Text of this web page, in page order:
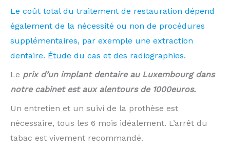
Le coût total du traitement de restauration dépend
également de la nécessité ou non de procédures
supplémentaires, par exemple une extraction
dentaire. Étude du cas et des radiographies.
Le prix d’un implant dentaire au Luxembourg dans
notre cabinet est aux alentours de 1000euros.
Un entretien et un suivi de la prothèse est
nécessaire, tous les 6 mois idéalement. L’arrêt du
tabac est vivement recommandé.